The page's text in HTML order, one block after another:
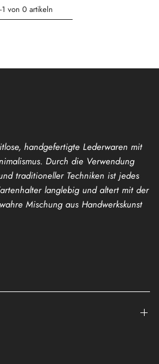
1 von 0 artikeln
handgefertigte Lederwaren mit
Durch die Verwendung
traditioneller Techniken ist jedes
langlebig und altert mit der
Mischung aus Handwerkskunst